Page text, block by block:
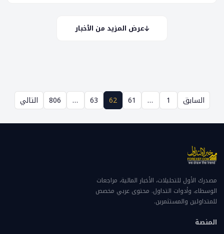
عرض المزيد من الأخبار
السابق 1
…
61
62
63
…
806 التالي
مصدرك الأول للتحليلات، الأخبار المالية، مراجعات
الوسطاء، وأدوات التداول. محتوى عربي مخصص
للمتداولين والمستثمرين.
المنصة